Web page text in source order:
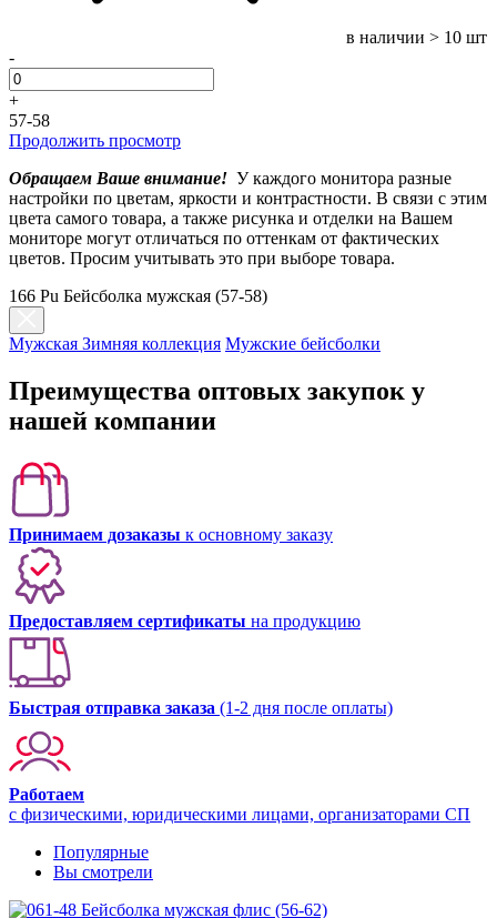
в наличии > 10 шт
-
+
57-58
Продолжить просмотр
Обращаем Ваше внимание! У каждого монитора разные
настройки по цветам, яркости и контрастности. В связи с этим
цвета самого товара, а также рисунка и отделки на Вашем
мониторе могут отличаться по оттенкам от фактических
цветов. Просим учитывать это при выборе товара.
166 Pu Бейсболка мужская (57-58)
Мужская Зимняя коллекция Мужские бейсболки
Преимущества оптовых закупок у
нашей компании
Принимаем дозаказы к основному заказу
Предоставляем сертификаты на продукцию
Быстрая отправка заказа (1-2 дня после оплаты)
Работаем
с физическими, юридическими лицами, организаторами СП
Популярные
Вы смотрели